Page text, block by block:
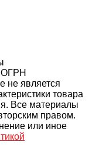
не является
товара
Все материалы
правом.
или иное